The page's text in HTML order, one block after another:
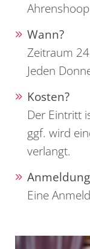
Ahrenshoop
Wann?
Zeitraum
Jeden
Kosten?
Der Eintritt
ggf. wird
verlangt.
Eine